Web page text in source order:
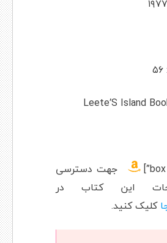
جهت دسترسی
این کتاب در
کلیک کنید.